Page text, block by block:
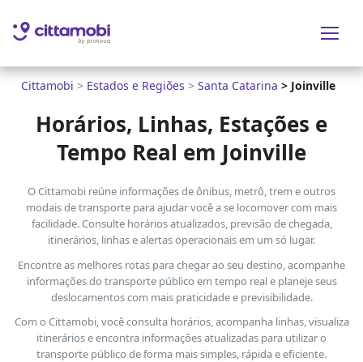
Cittamobi > Estados e Regiões > Santa Catarina > Joinville
Horários, Linhas, Estações e
Tempo Real em Joinville
O Cittamobi reúne informações de ônibus, metrô, trem e outros
modais de transporte para ajudar você a se locomover com mais
facilidade. Consulte horários atualizados, previsão de chegada,
itinerários, linhas e alertas operacionais em um só lugar.
Encontre as melhores rotas para chegar ao seu destino, acompanhe
informações do transporte público em tempo real e planeje seus
deslocamentos com mais praticidade e previsibilidade.
Com o Cittamobi, você consulta horários, acompanha linhas, visualiza
itinerários e encontra informações atualizadas para utilizar o
transporte público de forma mais simples, rápida e eficiente.